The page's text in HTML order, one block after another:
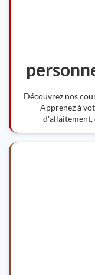
Découvrez nos
Apprenez à
d'allaitement,